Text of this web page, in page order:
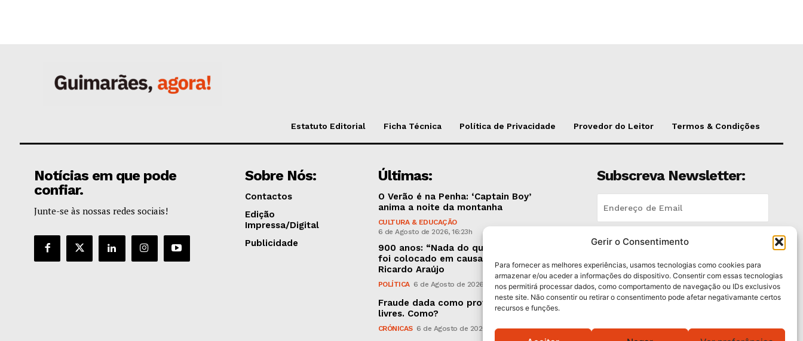
Gerir o Consentimento
Para fornecer as melhores experiências, usamos tecnologias como cookies para
armazenar e/ou aceder a informações do dispositivo. Consentir com essas tecnologias
nos permitirá processar dados, como comportamento de navegação ou IDs exclusivos
neste site. Não consentir ou retirar o consentimento pode afetar negativamante certos
recursos e funções.
Estatuto Editorial Ficha Técnica Política de Privacidade Provedor do Leitor Termos & Condições
Notícias em que pode
confiar.
Junte-se às nossas redes sociais!
Sobre Nós:
Contactos
Edição
Impressa/Digital
Publicidade
Últimas:
O Verão é na Penha: ‘Captain Boy’
anima a noite da montanha
CULTURA & EDUCAÇÃO
6 de Agosto de 2026, 16:23h
900 anos: “Nada do que vinha de trás
foi colocado em causa”, garante
Ricardo Araújo
POLÍTICA 6 de Agosto de 2026, 13:03h
Fraude dada como provada, arguidos
livres. Como?
CRÓNICAS 6 de Agosto de 2026, 09:58h
Subscreva Newsletter:
QUERO ADERIR
Li e aceito aPolítica de Privacidade .